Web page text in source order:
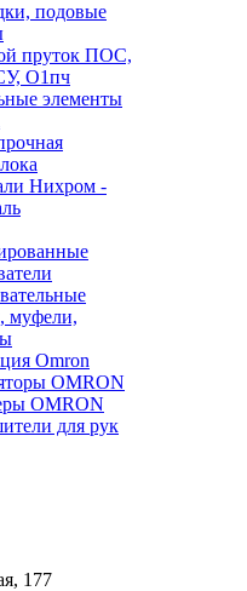
подовые
пруток ПОС,
О1пч
элементы
Нихром -
муфели,
Omron
OMRON
OMRON
для рук
177